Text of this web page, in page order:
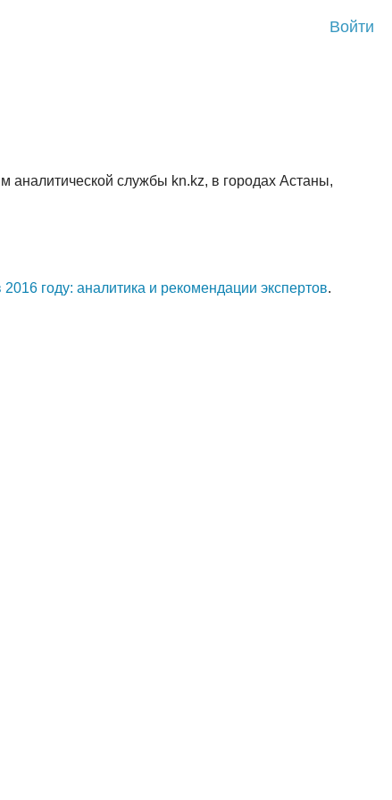
Войти
службы kn.kz, в городах Астаны,
2016 году: аналитика и рекомендации экспертов.